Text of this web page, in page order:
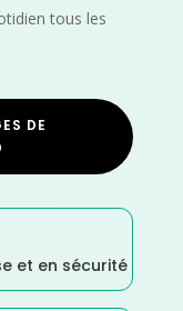
tous les
DE
et en sécurité